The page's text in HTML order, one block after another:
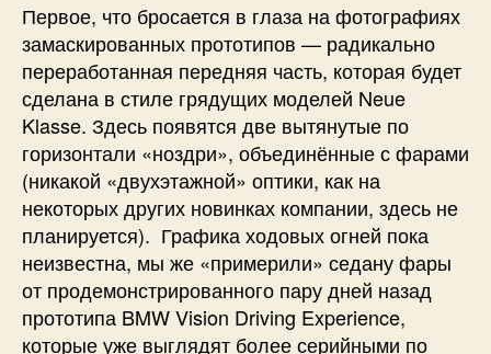
Первое, что бросается в глаза на фотографиях
замаскированных прототипов — радикально
переработанная передняя часть, которая будет
сделана в стиле грядущих моделей Neue
Klasse. Здесь появятся две вытянутые по
горизонтали «ноздри», объединённые с фарами
(никакой «двухэтажной» оптики, как на
некоторых других новинках компании, здесь не
планируется). Графика ходовых огней пока
неизвестна, мы же «примерили» седану фары
от продемонстрированного пару дней назад
прототипа BMW Vision Driving Experience,
которые уже выглядят более серийными по